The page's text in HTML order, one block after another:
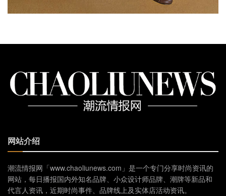
网站介绍
潮流情报网「www.chaoliunews.com」是一个专门分享时尚资讯的
网站，每日播报国内外知名品牌、小众设计师品牌、潮牌等新品和
代言人资讯，近期时尚事件、品牌线上及实体店活动资讯。